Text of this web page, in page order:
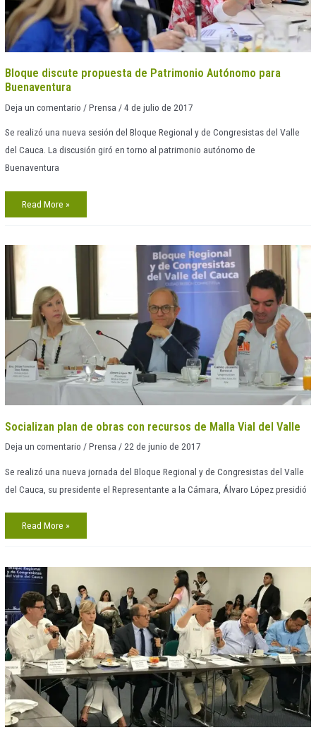
Bloque discute propuesta de Patrimonio Autónomo para
Buenaventura
Deja un comentario /Prensa /4 de julio de 2017
Se realizó una nueva sesión del Bloque Regional y de Congresistas del Valle
del Cauca. La discusión giró en torno al patrimonio autónomo de
Buenaventura
Read More »
Socializan plan de obras con recursos de Malla Vial del Valle
Deja un comentario /Prensa / 22 de junio de 2017
Se realizó una nueva jornada del Bloque Regional y de Congresistas del Valle
del Cauca, su presidente el Representante a la Cámara, Álvaro López presidió
Socializan
recursos
Malla
Vial
del
Valle
Read More »
Bloque
Regional
recibe
al
Ministro
de
Transporte